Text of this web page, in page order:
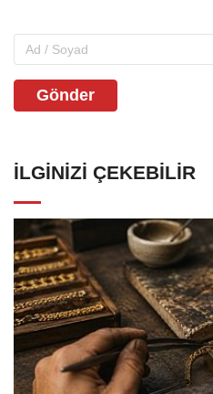
Gönder
İLGINIZI ÇEKEBILIR